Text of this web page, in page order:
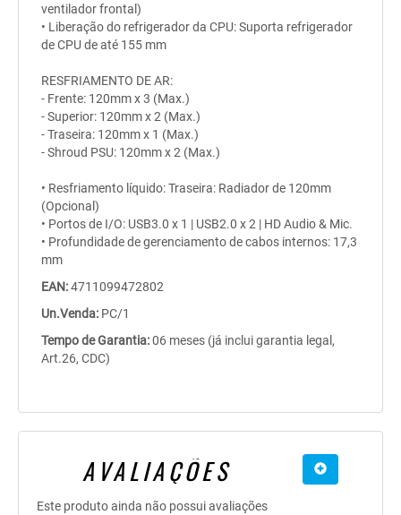
ventilador frontal)
• Liberação do refrigerador da CPU: Suporta refrigerador
de CPU de até 155 mm
RESFRIAMENTO DE AR:
- Frente: 120mm x 3 (Max.)
- Superior: 120mm x 2 (Max.)
- Traseira: 120mm x 1 (Max.)
- Shroud PSU: 120mm x 2 (Max.)
• Resfriamento líquido: Traseira: Radiador de 120mm
(Opcional)
• Portos de I/O: USB3.0 x 1 | USB2.0 x 2 | HD Audio & Mic.
• Profundidade de gerenciamento de cabos internos: 17,3
mm
EAN:4711099472802
Un.Venda: PC/1
Tempo de Garantia:06 meses (já inclui garantia legal,
Art.26, CDC)
AVALIAÇÕES
Este produto ainda não possui avaliações